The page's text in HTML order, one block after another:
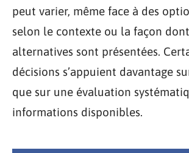
peut varier, même face à des
selon le contexte ou la façon
alternatives sont présentées.
décisions s’appuient davantage
que sur une évaluation
informations disponibles.